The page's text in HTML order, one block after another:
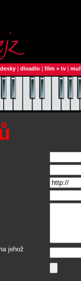
desky | divadlo | film + tv |
jehož